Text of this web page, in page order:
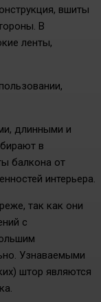
вшиты
В
ленты,
длинными и
в
балкона от
интерьера.
так как они
с
Узнаваемыми
штор являются